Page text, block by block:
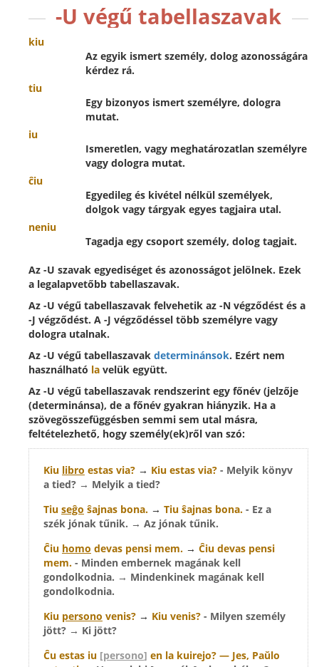
-U végű tabellaszavak
kiu
Az egyik ismert személy, dolog azonosságára
kérdez rá.
tiu
Egy bizonyos ismert személyre, dologra
mutat.
iu
Ismeretlen, vagy meghatározatlan személyre
vagy dologra mutat.
ĉiu
Egyedileg és kivétel nélkül személyek,
dolgok vagy tárgyak egyes tagjaira utal.
neniu
Tagadja egy csoport személy, dolog tagjait.
Az -U szavak egyediséget és azonosságot jelölnek. Ezek
a legalapvetőbb tabellaszavak.
Az -U végű tabellaszavak felvehetik az -N végződést és a
-J végződést. A -J végződéssel több személyre vagy
dologra utalnak.
Az -U végű tabellaszavak determinánsok. Ezért nem
használható la velük együtt.
Az -U végű tabellaszavak rendszerint egy főnév (jelzője
(determinánsa), de a főnév gyakran hiányzik. Ha a
szövegösszefüggésben semmi sem utal másra,
feltételezhető, hogy személy(ek)ről van szó:
Kiu libro estas via? → Kiu estas via? - Melyik könyv
a tied? → Melyik a tied?
Tiu seĝo ŝajnas bona. → Tiu ŝajnas bona. - Ez a
szék jónak tűnik. → Az jónak tűnik.
Ĉiu homo devas pensi mem. → Ĉiu devas pensi
mem. - Minden embernek magának kell
gondolkodnia. → Mindenkinek magának kell
gondolkodnia.
Kiu persono venis? → Kiu venis? - Milyen személy
jött? → Ki jött?
Ĉu estas iu [persono] en la kuirejo? — Jes, Paŭlo